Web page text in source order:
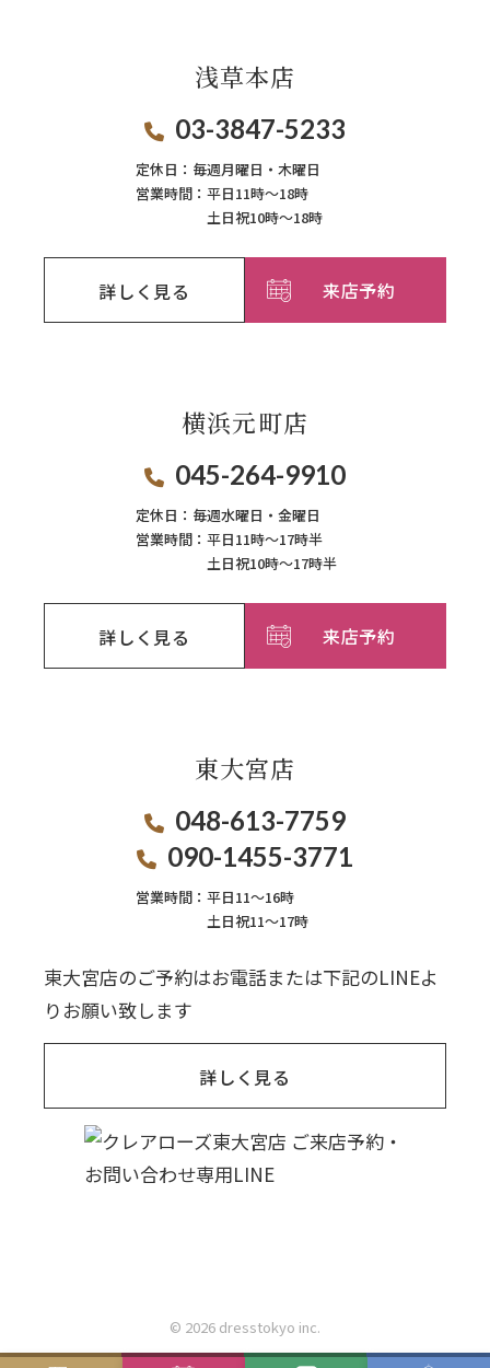
浅草本店
03-3847-5233
定休日： 毎週月曜日・木曜日
営業時間： 平日11時～18時
土日祝10時～18時
詳しく見る 来店予約
横浜元町店
045-264-9910
定休日： 毎週⽔曜⽇‧⾦曜⽇
営業時間： 平日11時～17時半
土日祝10時～17時半
詳しく見る 来店予約
東大宮店
048-613-7759
090-1455-3771
営業時間： 平日11〜16時
土日祝11〜17時
東大宮店のご予約はお電話または下記のLINEよ
りお願い致します
詳しく見る
© 2026 dresstokyo inc.